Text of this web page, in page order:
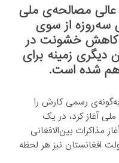
عالی مصالحه‌ی ملی
سه‌روزه از سوی
و کاهش خشونت در
دیگری زمینه برای
شده است.
امروز (شنبه، 10 جوزا) به‌گونه‌ی رسمی کارش را
آغاز کرد، در یک
بین‌الافغانی
افغانستان نیز هر لحظه